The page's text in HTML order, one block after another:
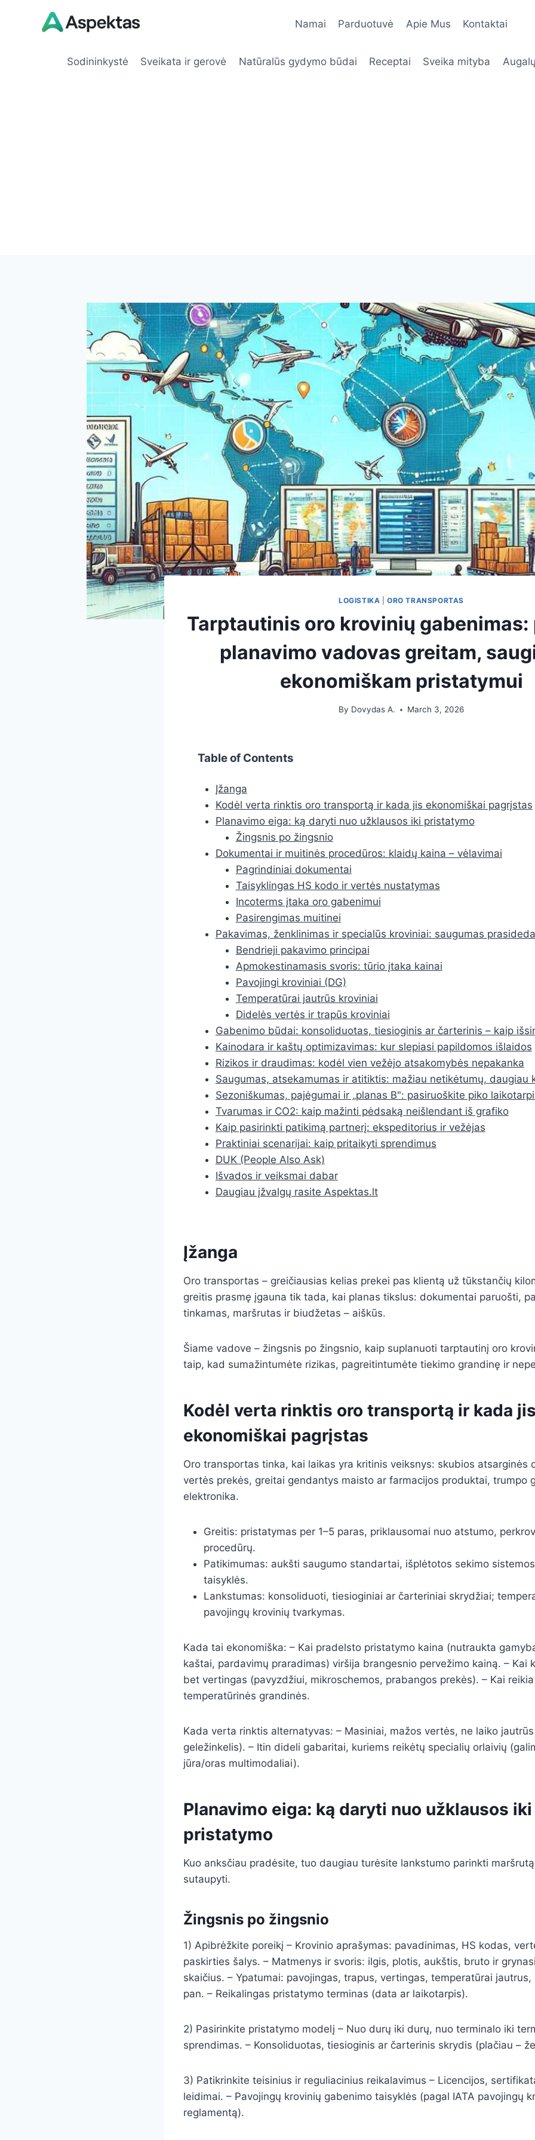
Namai Parduotuvė Apie Mus Kontaktai
Sodininkystė Sveikata ir gerovė Natūralūs gydymo būdai Receptai Sveika mityba
LOGISTIKA |ORO TRANSPORTAS
Tarptautinis oro krovinių
planavimo vadovas greitam,
ekonomiškam pristatymui
By Dovydas A. March 3, 2026
Table of Contents
Įžanga
Kodėl verta rinktis oro transportą ir kada jis ekonomiškai pagrįstas
Planavimo eiga: ką daryti nuo užklausos iki pristatymo
Žingsnis po žingsnio
Dokumentai ir muitinės procedūros: klaidų kaina – vėlavimai
Pagrindiniai dokumentai
Taisyklingas HS kodo ir vertės nustatymas
Incoterms įtaka oro gabenimui
Pasirengimas muitinei
Pakavimas, ženklinimas ir specialūs kroviniai: saugumas
Bendrieji pakavimo principai
Apmokestinamasis svoris: tūrio įtaka kainai
Pavojingi kroviniai (DG)
Temperatūrai jautrūs kroviniai
Didelės vertės ir trapūs kroviniai
Gabenimo būdai: konsoliduotas, tiesioginis ar čarterinis – kaip
Kainodara ir kaštų optimizavimas: kur slepiasi papildomos išlaidos
Rizikos ir draudimas: kodėl vien vežėjo atsakomybės nepakanka
Saugumas, atsekamumas ir atitiktis: mažiau netikėtumų, daugiau
Sezoniškumas, pajėgumai ir „planas B": pasiruoškite piko
Tvarumas ir CO2: kaip mažinti pėdsaką neišlendant iš grafiko
Kaip pasirinkti patikimą partnerį: ekspeditorius ir vežėjas
Praktiniai scenarijai: kaip pritaikyti sprendimus
DUK (People Also Ask)
Išvados ir veiksmai dabar
Daugiau įžvalgų rasite Aspektas.lt
Įžanga
Oro transportas – greičiausias kelias prekei pas klientą už tūkstančių
greitis prasmę įgauna tik tada, kai planas tikslus: dokumentai paruošti,
tinkamas, maršrutas ir biudžetas – aiškūs.
Šiame vadove – žingsnis po žingsnio, kaip suplanuoti tarptautinį oro
taip, kad sumažintumėte rizikas, pagreitintumėte tiekimo grandinę ir
Kodėl verta rinktis oro transportą ir kada jis
ekonomiškai pagrįstas
Oro transportas tinka, kai laikas yra kritinis veiksnys: skubios atsarginės
vertės prekės, greitai gendantys maisto ar farmacijos produktai, trumpo
elektronika.
Greitis: pristatymas per 1–5 paras, priklausomai nuo atstumo,
procedūrų.
Patikimumas: aukšti saugumo standartai, išplėtotos sekimo
taisyklės.
Lankstumas: konsoliduoti, tiesioginiai ar čarteriniai skrydžiai;
pavojingų krovinių tvarkymas.
Kada tai ekonomiška: – Kai pradelsto pristatymo kaina (nutraukta
kaštai, pardavimų praradimas) viršija brangesnio pervežimo kainą. – Kai
bet vertingas (pavyzdžiui, mikroschemos, prabangos prekės). – Kai
temperatūrinės grandinės.
Kada verta rinktis alternatyvas: – Masiniai, mažos vertės, ne laiko
geležinkelis). – Itin dideli gabaritai, kuriems reikėtų specialių orlaivių
jūra/oras multimodaliai).
Planavimo eiga: ką daryti nuo užklausos iki
pristatymo
Kuo anksčiau pradėsite, tuo daugiau turėsite lankstumo parinkti
sutaupyti.
Žingsnis po žingsnio
1) Apibrėžkite poreikį – Krovinio aprašymas: pavadinimas, HS kodas,
paskirties šalys. – Matmenys ir svoris: ilgis, plotis, aukštis, bruto ir
skaičius. – Ypatumai: pavojingas, trapus, vertingas, temperatūrai
pan. – Reikalingas pristatymo terminas (data ar laikotarpis).
2) Pasirinkite pristatymo modelį – Nuo durų iki durų, nuo terminalo iki
sprendimas. – Konsoliduotas, tiesioginis ar čarterinis skrydis (plačiau –
3) Patikrinkite teisinius ir reguliacinius reikalavimus – Licencijos,
leidimai. – Pavojingų krovinių gabenimo taisyklės (pagal IATA pavojingų
reglamentą).